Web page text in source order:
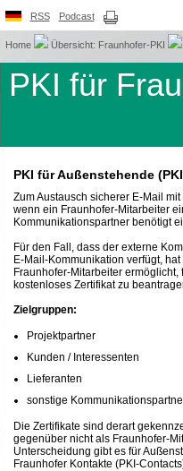
RSS Podcast
Home Übersicht: Fraunhofer-PKI
PKI für
PKI für Außenstehende
Zum Austausch sicherer E-Mail
wenn ein Fraunhofer-Mitarbeiter
Kommunikationspartner benötigt
Für den Fall, dass der externe
E-Mail-Kommunikation verfügt,
Fraunhofer-Mitarbeiter
kostenloses Zertifikat zu
Zielgruppen:
Projektpartner
Kunden / Interessenten
Lieferanten
sonstige
Die Zertifikate sind derart
gegenüber nicht als Fraunhofer-
Unterscheidung gibt es für
Fraunhofer Kontakte (PKI-